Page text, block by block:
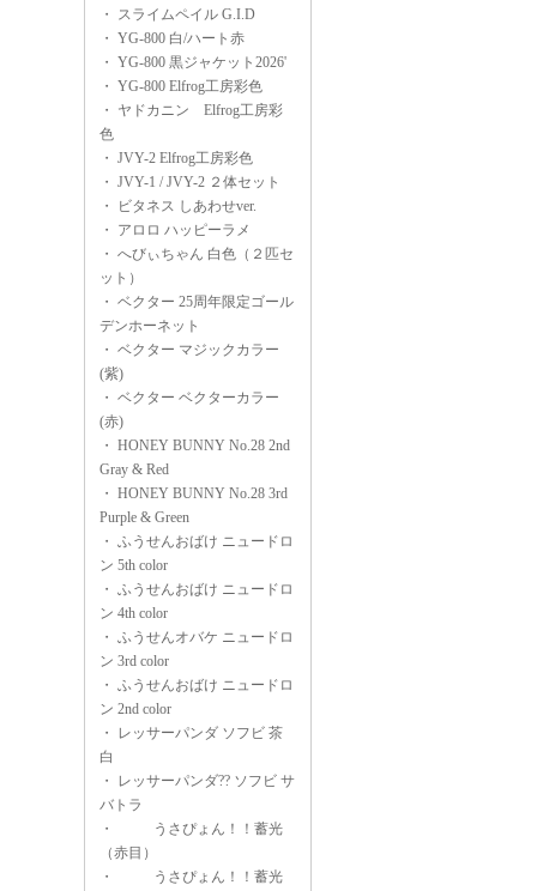
・ スライムペイル G.I.D
・ YG-800 白/ハート赤
・ YG-800 黒ジャケット2026'
・ YG-800 Elfrog工房彩色
・ ヤドカニン Elfrog工房彩
色
・ JVY-2 Elfrog工房彩色
・ JVY-1 / JVY-2 ２体セット
・
ビタネス しあわせver.
・ アロロ ハッピーラメ
・ へびぃちゃん 白色（２匹セ
ット）
・ ベクター 25周年限定ゴール
デンホーネット
・ ベクター マジックカラー
(紫)
・ ベクター ベクターカラー
(赤)
・ HONEY BUNNY No.28 2nd
Gray & Red
・ HONEY BUNNY No.28 3rd
Purple & Green
・ ふうせんおばけ ニュードロ
ン 5th color
・ ふうせんおばけ ニュードロ
ン 4th color
・ ふうせんオバケ ニュードロ
ン 3rd color
・ ふうせんおばけ ニュードロ
ン 2nd color
・
レッサーパンダ ソフビ 茶
白
・
レッサーパンダ?? ソフビ サ
バトラ
・
うさぴょん！！蓄光
（赤目）
・
うさぴょん！！蓄光